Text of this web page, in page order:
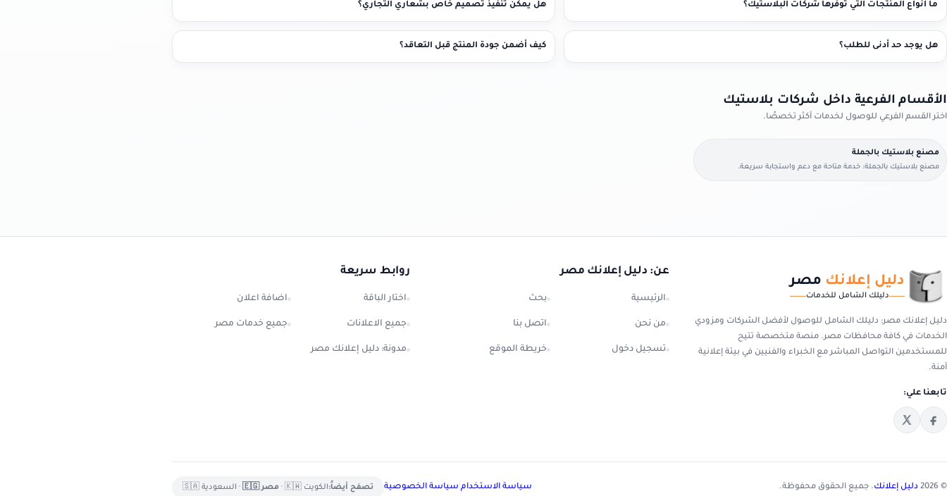
ما أنواع المنتجات التي توفرها شركات البلاستيك؟ هل يمكن تنفيذ تصميم خاص بشعاري التجاري؟
هل يوجد حد أدنى للطلب؟ كيف أضمن جودة المنتج قبل التعاقد؟
الأقسام الفرعية داخل شركات بلاستيك
اختر القسم الفرعي للوصول لخدمات أكثر تخصصًا.
مصنع بلاستيك بالجملة
مصنع بلاستيك بالجملة: خدمة متاحة مع دعم واستجابة سريعة.
دليل إعلانك مصر
دليلك الشامل للخدمات
دليل إعلانك مصر: دليلك الشامل للوصول لأفضل الشركات ومزودي
الخدمات في كافة محافظات مصر. منصة متخصصة تتيح
للمستخدمين التواصل المباشر مع الخبراء والفنيين في بيئة إعلانية
آمنة.
تابعنا علي:
عن: دليل إعلانك مصر
الرئيسية بحث
من نحن اتصل بنا
تسجيل دخول خريطة الموقع
روابط سريعة
اختار الباقة اضافة اعلان
جميع الاعلانات جميع خدمات مصر
مدونة: دليل إعلانك مصر
© 2026 دليل إعلانك. جميع الحقوق محفوظة. سياسة الاستخدام سياسة الخصوصية تصفح أيضاً:الكويت 🇰🇼 • مصر 🇪🇬 • السعودية 🇸🇦